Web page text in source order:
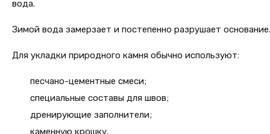
вода.
Зимой вода замерзает и постепенно разрушает основание.
Для укладки природного камня обычно используют:
песчано-цементные смеси;
специальные составы для швов;
дренирующие заполнители;
каменную крошку.